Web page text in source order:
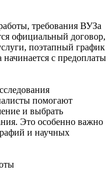
требования ВУЗа
официальный договор,
поэтапный график
с предоплаты
помогают
и выбрать
Это особенно важно
и научных